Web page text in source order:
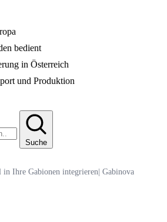
bedient
in Österreich
und Produktion
Suche
in Ihre Gabionen integrieren| Gabinova